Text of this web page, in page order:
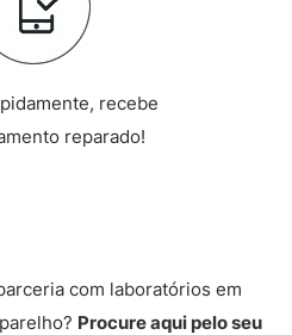
recebe
reparado!
com laboratórios em
Procure aqui pelo seu